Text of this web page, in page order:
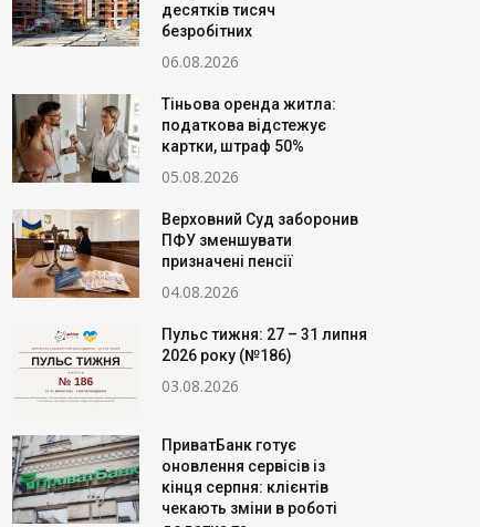
десятків тисяч
безробітних
06.08.2026
Тіньова оренда житла:
податкова відстежує
картки, штраф 50%
05.08.2026
Верховний Суд заборонив
ПФУ зменшувати
призначені пенсії
04.08.2026
Пульс тижня: 27 – 31 липня
2026 року (№186)
03.08.2026
ПриватБанк готує
оновлення сервісів із
кінця серпня: клієнтів
чекають зміни в роботі